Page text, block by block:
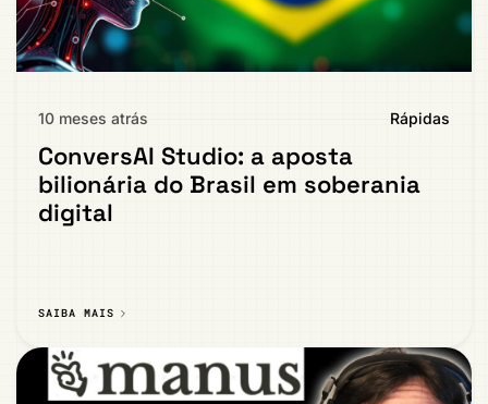
10 meses atrás Rápidas
ConversAI Studio: a aposta
bilionária do Brasil em soberania
digital
SAIBA MAIS